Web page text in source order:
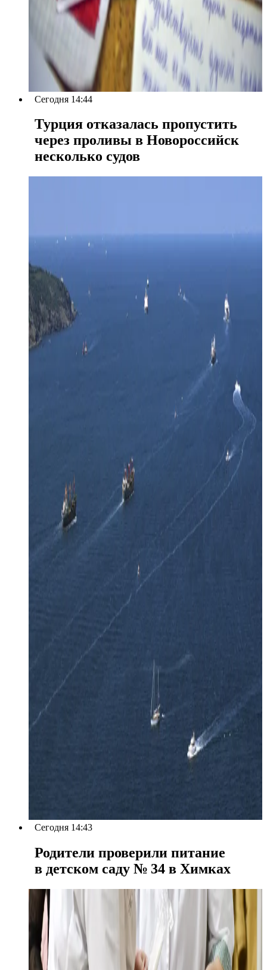
Сегодня 14:44
Турция отказалась пропустить
через проливы в Новороссийск
несколько судов
Сегодня 14:43
Родители проверили питание
в детском саду № 34 в Химках